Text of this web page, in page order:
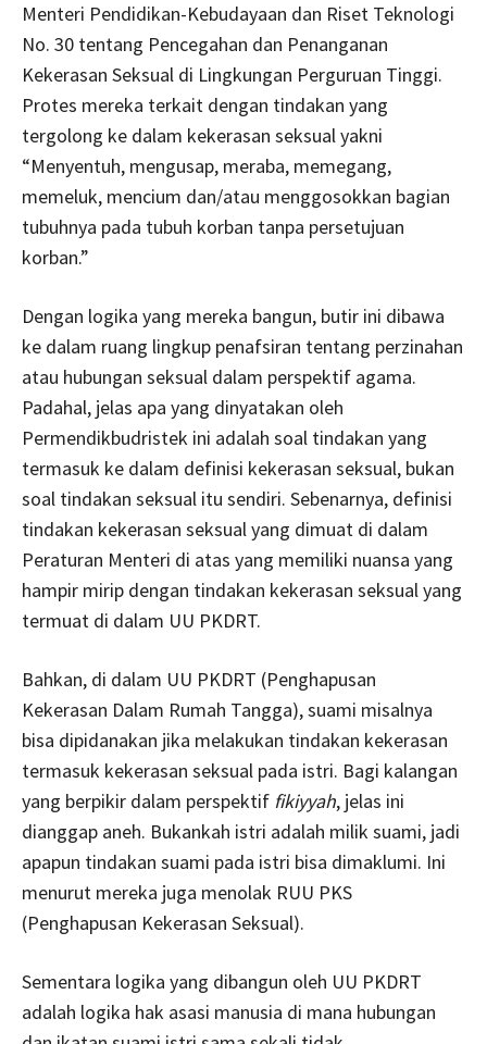
Menteri Pendidikan-Kebudayaan dan Riset Teknologi
No. 30 tentang Pencegahan dan Penanganan
Kekerasan Seksual di Lingkungan Perguruan Tinggi.
Protes mereka terkait dengan tindakan yang
tergolong ke dalam kekerasan seksual yakni
“Menyentuh, mengusap, meraba, memegang,
memeluk, mencium dan/atau menggosokkan bagian
tubuhnya pada tubuh korban tanpa persetujuan
korban.”
Dengan logika yang mereka bangun, butir ini dibawa
ke dalam ruang lingkup penafsiran tentang perzinahan
atau hubungan seksual dalam perspektif agama.
Padahal, jelas apa yang dinyatakan oleh
Permendikbudristek ini adalah soal tindakan yang
termasuk ke dalam definisi kekerasan seksual, bukan
soal tindakan seksual itu sendiri. Sebenarnya, definisi
tindakan kekerasan seksual yang dimuat di dalam
Peraturan Menteri di atas yang memiliki nuansa yang
hampir mirip dengan tindakan kekerasan seksual yang
termuat di dalam UU PKDRT.
Bahkan, di dalam UU PKDRT (Penghapusan
Kekerasan Dalam Rumah Tangga), suami misalnya
bisa dipidanakan jika melakukan tindakan kekerasan
termasuk kekerasan seksual pada istri. Bagi kalangan
yang berpikir dalam perspektif fikiyyah, jelas ini
dianggap aneh. Bukankah istri adalah milik suami, jadi
apapun tindakan suami pada istri bisa dimaklumi. Ini
menurut mereka juga menolak RUU PKS
(Penghapusan Kekerasan Seksual).
Sementara logika yang dibangun oleh UU PKDRT
adalah logika hak asasi manusia di mana hubungan